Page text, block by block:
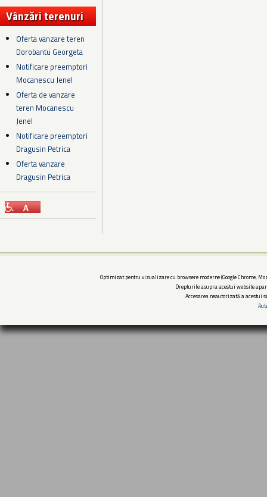
Vânzări terenuri
Oferta vanzare teren
Dorobantu Georgeta
Notificare preemptori
Mocanescu Jenel
Oferta de vanzare
teren Mocanescu
Jenel
Notificare preemptori
Dragusin Petrica
Oferta vanzare
Dragusin Petrica
Optimizat pentru vizualizare cu browsere moderne (Google Chrome,
Drepturile asupra acestui website
Accesarea neautorizată a acestui